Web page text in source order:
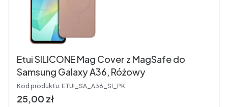
Etui SILICONE Mag Cover z MagSafe do
Samsung Galaxy A36, Różowy
Kod produktu: ETUI_SA_A36_SI_PK
Cena
25,00 zł